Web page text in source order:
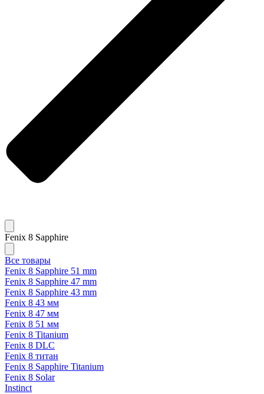
Fenix 8 Sapphire
Все товары
Fenix 8 Sapphire 51 mm
Fenix 8 Sapphire 47 mm
Fenix 8 Sapphire 43 mm
Fenix 8 43 мм
Fenix 8 47 мм
Fenix 8 51 мм
Fenix 8 Titanium
Fenix 8 DLC
Fenix 8 титан
Fenix 8 Sapphire Titanium
Fenix 8 Solar
Instinct